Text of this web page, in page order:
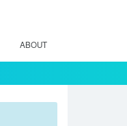
ABOUT